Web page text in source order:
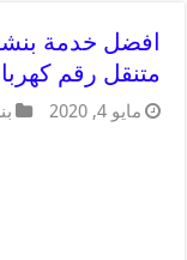
متنقل رقم
مايو 4, 2020